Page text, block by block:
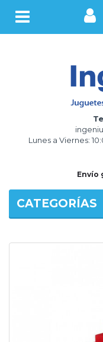
Lunes a Viernes:
Menú
Envío
CATEGORÍAS